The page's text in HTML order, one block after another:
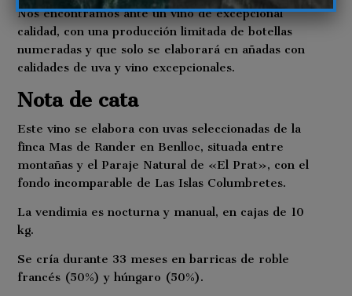
Nos encontramos ante un vino de excepcional
calidad, con una producción limitada de botellas
numeradas y que solo se elaborará en añadas con
calidades de uva y vino excepcionales.
Nota de cata
Este vino se elabora con uvas seleccionadas de la
finca Mas de Rander en Benlloc, situada entre
montañas y el Paraje Natural de «El Prat», con el
fondo incomparable de Las Islas Columbretes.
La vendimia es nocturna y manual, en cajas de 10
kg.
Se cría durante 33 meses en barricas de roble
francés (50%) y húngaro (50%).